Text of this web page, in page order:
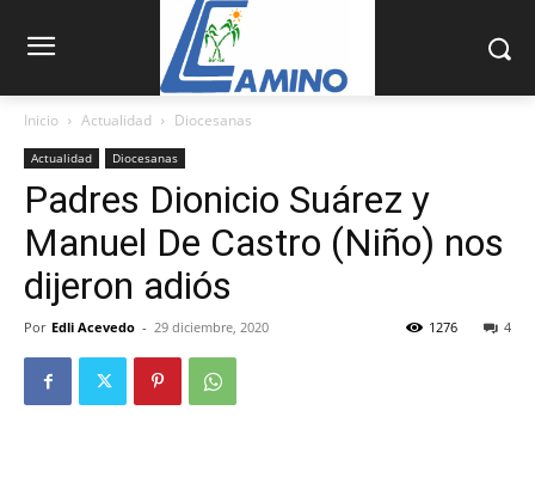
Inicio Actualidad Diocesanas
Actualidad Diocesanas
Padres Dionicio Suárez y
Manuel De Castro (Niño) nos
dijeron adiós
Por Edli Acevedo - 29 diciembre, 2020 4
1276